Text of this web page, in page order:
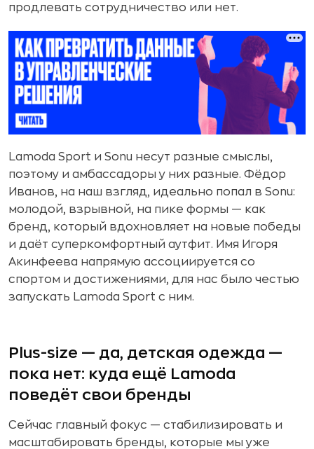
продлевать сотрудничество или нет.
Lamoda Sport и Sonu несут разные смыслы,
поэтому и амбассадоры у них разные. Фёдор
Иванов, на наш взгляд, идеально попал в Sonu:
молодой, взрывной, на пике формы — как
бренд, который вдохновляет на новые победы
и даёт суперкомфортный аутфит. Имя Игоря
Акинфеева напрямую ассоциируется со
спортом и достижениями, для нас было честью
запускать Lamoda Sport с ним.
Plus-size — да, детская одежда —
пока нет: куда ещё Lamoda
поведёт свои бренды
Сейчас главный фокус — стабилизировать и
масштабировать бренды, которые мы уже